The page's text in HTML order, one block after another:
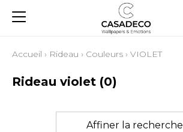
Accueil › Rideau › Couleurs › VIOLET
Rideau violet (0)
Affiner la recherche